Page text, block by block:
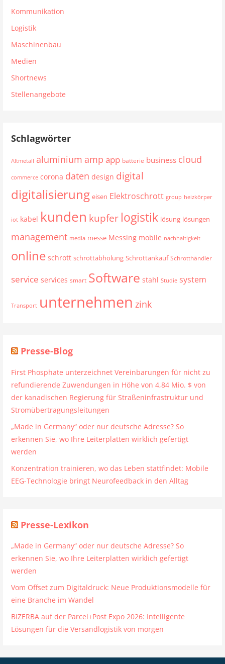
Kommunikation
Logistik
Maschinenbau
Medien
Shortnews
Stellenangebote
Schlagwörter
Altmetall aluminium amp app batterie business cloud
commerce corona daten design digital
digitalisierung eisen Elektroschrott group heizkörper
iot kabel kunden kupfer logistik lösung lösungen
management media messe Messing mobile nachhaltigkeit
online schrott schrottabholung Schrottankauf Schrotthändler
service services smart Software stahl Studie system
Transport unternehmen zink
Presse-Blog
First Phosphate unterzeichnet Vereinbarungen für nicht zu
refundierende Zuwendungen in Höhe von 4,84 Mio. $ von
der kanadischen Regierung für Straßeninfrastruktur und
Stromübertragungsleitungen
„Made in Germany“ oder nur deutsche Adresse? So
erkennen Sie, wo Ihre Leiterplatten wirklich gefertigt
werden
Konzentration trainieren, wo das Leben stattfindet: Mobile
EEG-Technologie bringt Neurofeedback in den Alltag
Presse-Lexikon
„Made in Germany“ oder nur deutsche Adresse? So
erkennen Sie, wo Ihre Leiterplatten wirklich gefertigt
werden
Vom Offset zum Digitaldruck: Neue Produktionsmodelle für
eine Branche im Wandel
BIZERBA auf der Parcel+Post Expo 2026: Intelligente
Lösungen für die Versandlogistik von morgen